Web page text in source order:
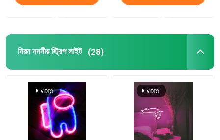
নেতৃত্বে রৈখিক ঝুলন্ত আলো
এলজিপি এক্রাইলিক প্যানেল
LED আন্ডারগ্রাউন্ড ল্যাম্প
নিয়ন নমনীয় স্ট্রিপ লাইট (28)